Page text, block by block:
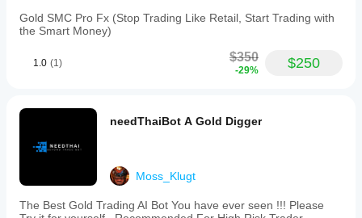
Gold SMC Pro Fx (Stop Trading Like Retail, Start Trading with
the Smart Money)
1.0 (1) $350
-29% $250
needThaiBot A Gold Digger
Moss_Klugt
The Best Gold Trading AI Bot You have ever seen !!! Please